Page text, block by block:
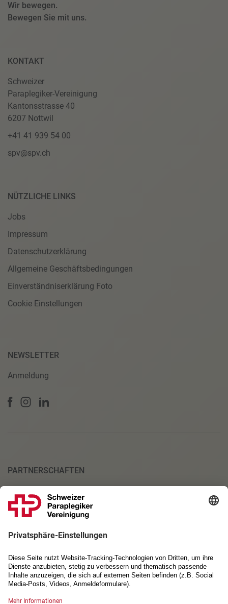
Wir bewegen.
Bewegen Sie mit uns.
KONTAKT
Schweizer
Paraplegiker-Vereinigung
Kantonsstrasse 40
6207 Nottwil
+41 41 939 54 00
spv@spv.ch
NÜTZLICHE LINKS
Jobs
Impressum
Datenschutzerklärung
Allgemeine Geschäftsbedingungen
Einverständniserklärung Foto
Cookie Einstellungen
NEWSLETTER
Anmeldung
PARTNERSCHAFTEN